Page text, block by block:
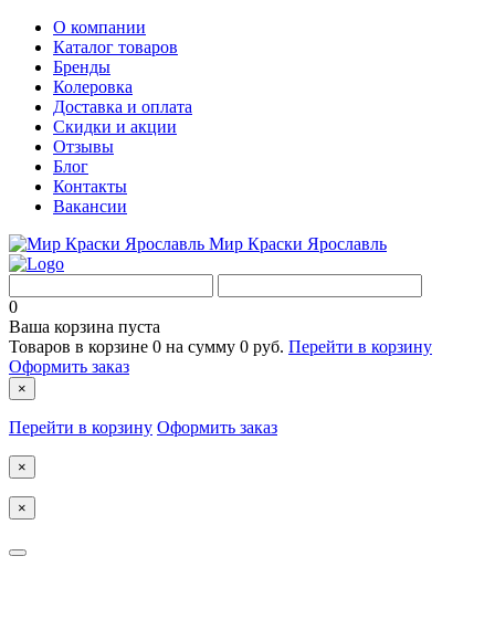
О компании
Каталог товаров
Бренды
Колеровка
Доставка и оплата
Скидки и акции
Отзывы
Блог
Контакты
Вакансии
Мир Краски Ярославль
0
Ваша корзина пуста
Товаров в корзине 0 на сумму 0 руб. Перейти в корзину
Оформить заказ
×
Перейти в корзину Оформить заказ
×
×